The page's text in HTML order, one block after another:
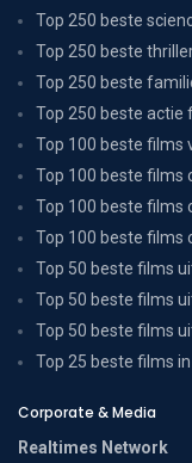
Top 250 beste
Top 250 beste
Top 250 beste
Top 250 beste actie
Top 100 beste films
Top 100 beste films
Top 100 beste films
Top 100 beste films
Top 50 beste films
Top 50 beste films
Top 50 beste films
Top 25 beste films
Corporate & Media
Realtimes Network